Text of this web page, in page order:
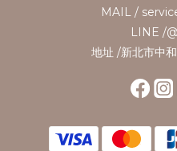
MAIL /
LINE /
地址 /新北市中